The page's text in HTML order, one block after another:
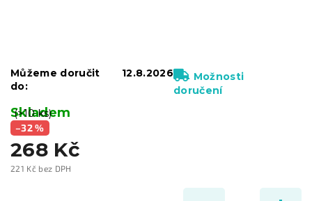
–32 %
268 Kč
221 Kč bez DPH
Skladem
(>10 ks)
Můžeme doručit
do:
12.8.2026
Možnosti
doručení